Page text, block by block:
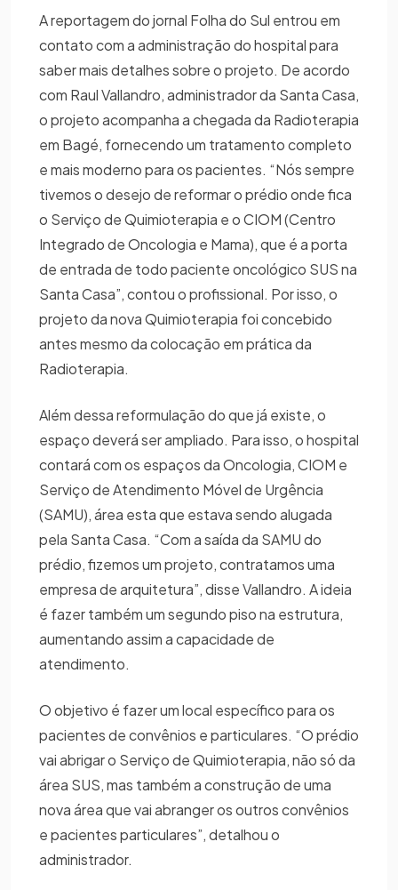
A reportagem do jornal Folha do Sul entrou em
contato com a administração do hospital para
saber mais detalhes sobre o projeto. De acordo
com Raul Vallandro, administrador da Santa Casa,
o projeto acompanha a chegada da Radioterapia
em Bagé, fornecendo um tratamento completo
e mais moderno para os pacientes. “Nós sempre
tivemos o desejo de reformar o prédio onde fica
o Serviço de Quimioterapia e o CIOM (Centro
Integrado de Oncologia e Mama), que é a porta
de entrada de todo paciente oncológico SUS na
Santa Casa”, contou o profissional. Por isso, o
projeto da nova Quimioterapia foi concebido
antes mesmo da colocação em prática da
Radioterapia.
Além dessa reformulação do que já existe, o
espaço deverá ser ampliado. Para isso, o hospital
contará com os espaços da Oncologia, CIOM e
Serviço de Atendimento Móvel de Urgência
(SAMU), área esta que estava sendo alugada
pela Santa Casa. “Com a saída da SAMU do
prédio, fizemos um projeto, contratamos uma
empresa de arquitetura”, disse Vallandro. A ideia
é fazer também um segundo piso na estrutura,
aumentando assim a capacidade de
atendimento.
O objetivo é fazer um local específico para os
pacientes de convênios e particulares. “O prédio
vai abrigar o Serviço de Quimioterapia, não só da
área SUS, mas também a construção de uma
nova área que vai abranger os outros convênios
e pacientes particulares”, detalhou o
administrador.